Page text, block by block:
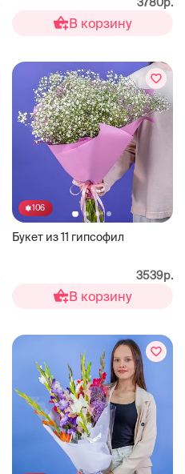
3780р.
В корзину
106
Букет из 11 гипсофил
3539р.
В корзину